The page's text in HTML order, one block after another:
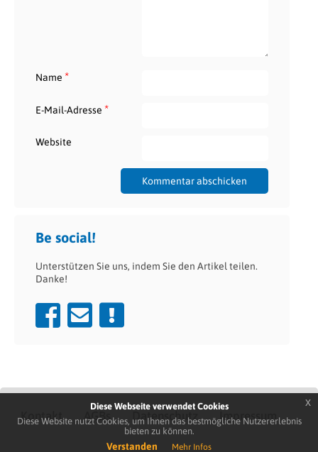
Name *
E-Mail-Adresse *
Website
Be social!
Unterstützen Sie uns, indem Sie den Artikel teilen.
Danke!
Kontakt AGBs Datenschutz Impressum
Diese Webseite verwendet Cookies
Diese Website nutzt Cookies, um Ihnen das bestmögliche Nutzererlebnis
bieten zu können.
Verstanden Mehr Infos
x